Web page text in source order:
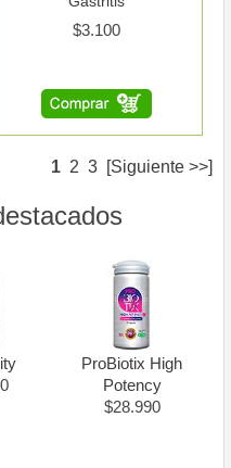
$3.100
1 2 3 [Siguiente >>]
ProBiotix High
Potency
$28.990